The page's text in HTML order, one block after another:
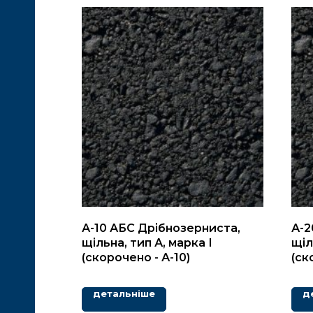
А-10 АБС Дрібнозерниста,
щільна, тип А, марка І
(скорочено - А-10)
детальніше
А-